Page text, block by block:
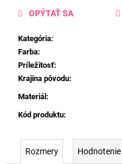
Kategória:
Farba:
Príležitosť:
Krajina pôvodu:
Materiál :
Kód produktu:
OPÝTAŤ SA
Rozmery Hodnotenie